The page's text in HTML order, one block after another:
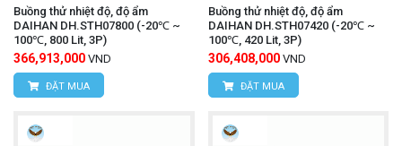
Buồng thử nhiệt độ, độ ẩm
DAIHAN DH.STH07800 (-20℃ ~
100℃, 800 Lit, 3P)
366,913,000 VND
ĐẶT MUA
Buồng thử nhiệt độ, độ ẩm
DAIHAN DH.STH07420 (-20℃ ~
100℃, 420 Lit, 3P)
306,408,000 VND
ĐẶT MUA